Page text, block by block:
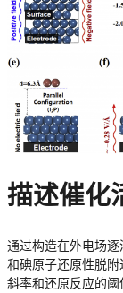
描述催化
通过构造在外电场
和碘原子还原性脱
斜率和还原反应的阈